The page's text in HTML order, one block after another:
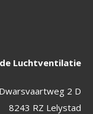
Luchtventilatie
Dwarsvaartweg 2 D
8243 RZ Lelystad